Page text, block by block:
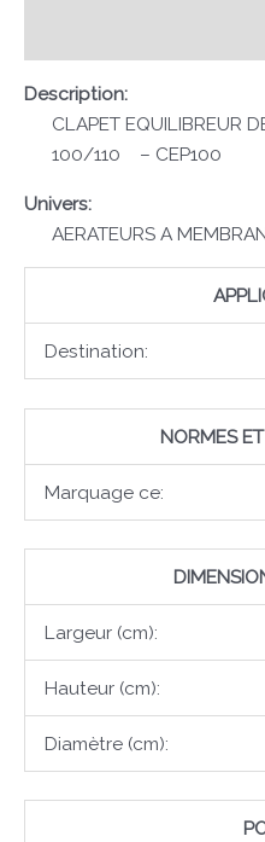
Description:
CLAPET EQUILIBREUR
100/110 – CEP100
Univers:
AERATEURS A
Destination:
NORMES
Marquage ce:
Largeur (cm):
Hauteur (cm):
Diamètre (cm):